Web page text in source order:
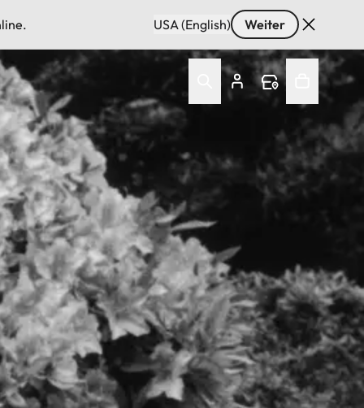
USA (English) Weiter